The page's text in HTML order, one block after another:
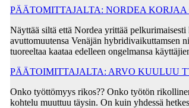
PÄÄTOMITTAJALTA: NORDEA
Näyttää siltä että Nordea yrittää
avuttomuutensa Venäjän hybridivaikuttamsen
tuoreeltaa kaataa edelleen ongelmansa
PÄÄTOIMITTAJALTA: ARVO KUULUU
Onko työttömyys rikos?? Onko työtön
kohtelu muuttuu täysin. On kuin yhdessä